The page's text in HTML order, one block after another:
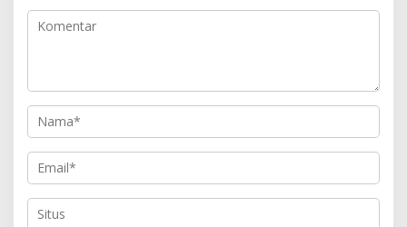
i
p
s